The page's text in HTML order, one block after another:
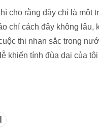
cho rằng đây chỉ là một
chí cách đây không
thi nhan sắc trong
khiến tính đùa dai của